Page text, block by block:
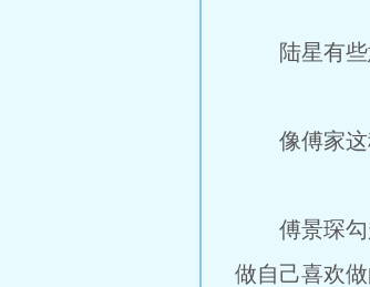
陆星有些
像傅家这种
傅景琛勾起
做自己喜欢